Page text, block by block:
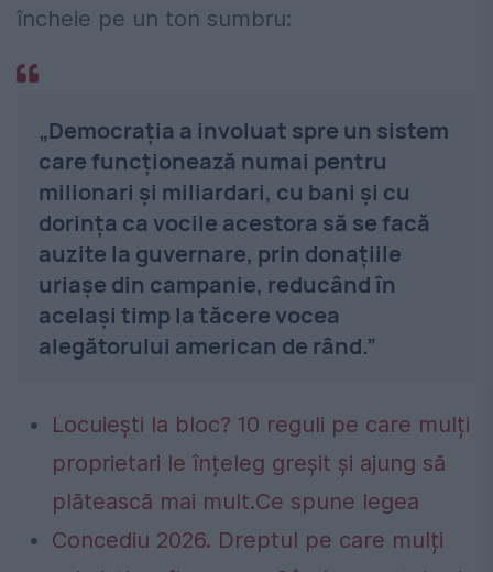
încheie pe un ton sumbru:
„Democrația a involuat spre un sistem
care funcționează numai pentru
milionari și miliardari, cu bani și cu
dorința ca vocile acestora să se facă
auzite la guvernare, prin donațiile
uriașe din campanie, reducând în
același timp la tăcere vocea
alegătorului american de rând.”
Locuiești la bloc? 10 reguli pe care mulți
proprietari le înțeleg greșit și ajung să
plătească mai mult.Ce spune legea
Concediu 2026. Dreptul pe care mulți